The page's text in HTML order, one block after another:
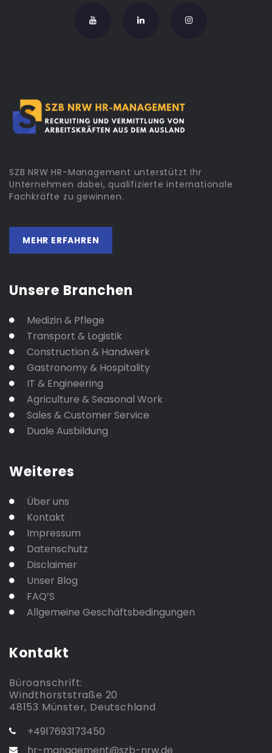
SZB NRW HR-Management unterstützt Ihr
Unternehmen dabei, qualifizierte internationale
Fachkräfte zu gewinnen.
MEHR ERFAHREN
Unsere Branchen
Medizin & Pflege
Transport & Logistik
Construction & Handwerk
Gastronomy & Hospitality
IT & Engineering
Agriculture & Seasonal Work
Sales & Customer Service
Duale Ausbildung
Weiteres
Über uns
Kontakt
Impressum
Datenschutz
Disclaimer
Unser Blog
FAQ’S
Allgemeine Geschäftsbedingungen
Kontakt
Büroanschrift:
Windthorststraße 20
48153 Münster, Deutschland
+4917693173450